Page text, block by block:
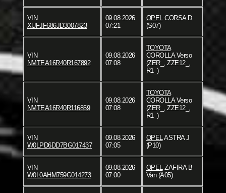
VIN
XUFJF686JD3007823
09.08.2026
07:21
OPELCORSA D
(S07)
VIN
NMTEA16R40R167892
09.08.2026
07:08
TOYOTA
COROLLA Verso
(ZER_, ZZE12_,
R1_)
VIN
NMTEA16R40R116859
09.08.2026
07:08
TOYOTA
COROLLA Verso
(ZER_, ZZE12_,
R1_)
VIN
W0LPD6DD7BG017437
09.08.2026
07:05
OPELASTRA J
(P10)
VIN
W0L0AHM759G014273
09.08.2026
07:00
OPELZAFIRA B
Van (A05)